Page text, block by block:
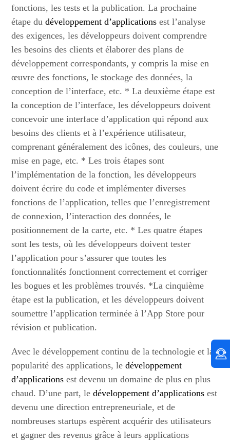
fonctions, les tests et la publication. La prochaine
étape dudéveloppement d’applications est l’analyse
des exigences, les développeurs doivent comprendre
les besoins des clients et élaborer des plans de
développement correspondants, y compris la mise en
œuvre des fonctions, le stockage des données, la
conception de l’interface, etc. * La deuxième étape est
la conception de l’interface, les développeurs doivent
concevoir une interface d’application qui répond aux
besoins des clients et à l’expérience utilisateur,
comprenant généralement des icônes, des couleurs, une
mise en page, etc. * Les trois étapes sont
l’implémentation de la fonction, les développeurs
doivent écrire du code et implémenter diverses
fonctions de l’application, telles que l’enregistrement
de connexion, l’interaction des données, le
positionnement de la carte, etc. * Les quatre étapes
sont les tests, où les développeurs doivent tester
l’application pour s’assurer que toutes les
fonctionnalités fonctionnent correctement et corriger
les bogues et les problèmes trouvés. *La cinquième
étape est la publication, et les développeurs doivent
soumettre l’application terminée à l’App Store pour
révision et publication.
Avec le développement continu de la technologie et la
popularité des applications, ledéveloppement
d’applications est devenu un domaine de plus en plus
chaud. D’une part, ledéveloppement d’applications est
devenu une direction entrepreneuriale, et de
nombreuses startups espèrent acquérir des utilisateurs
et gagner des revenus grâce à leurs applications